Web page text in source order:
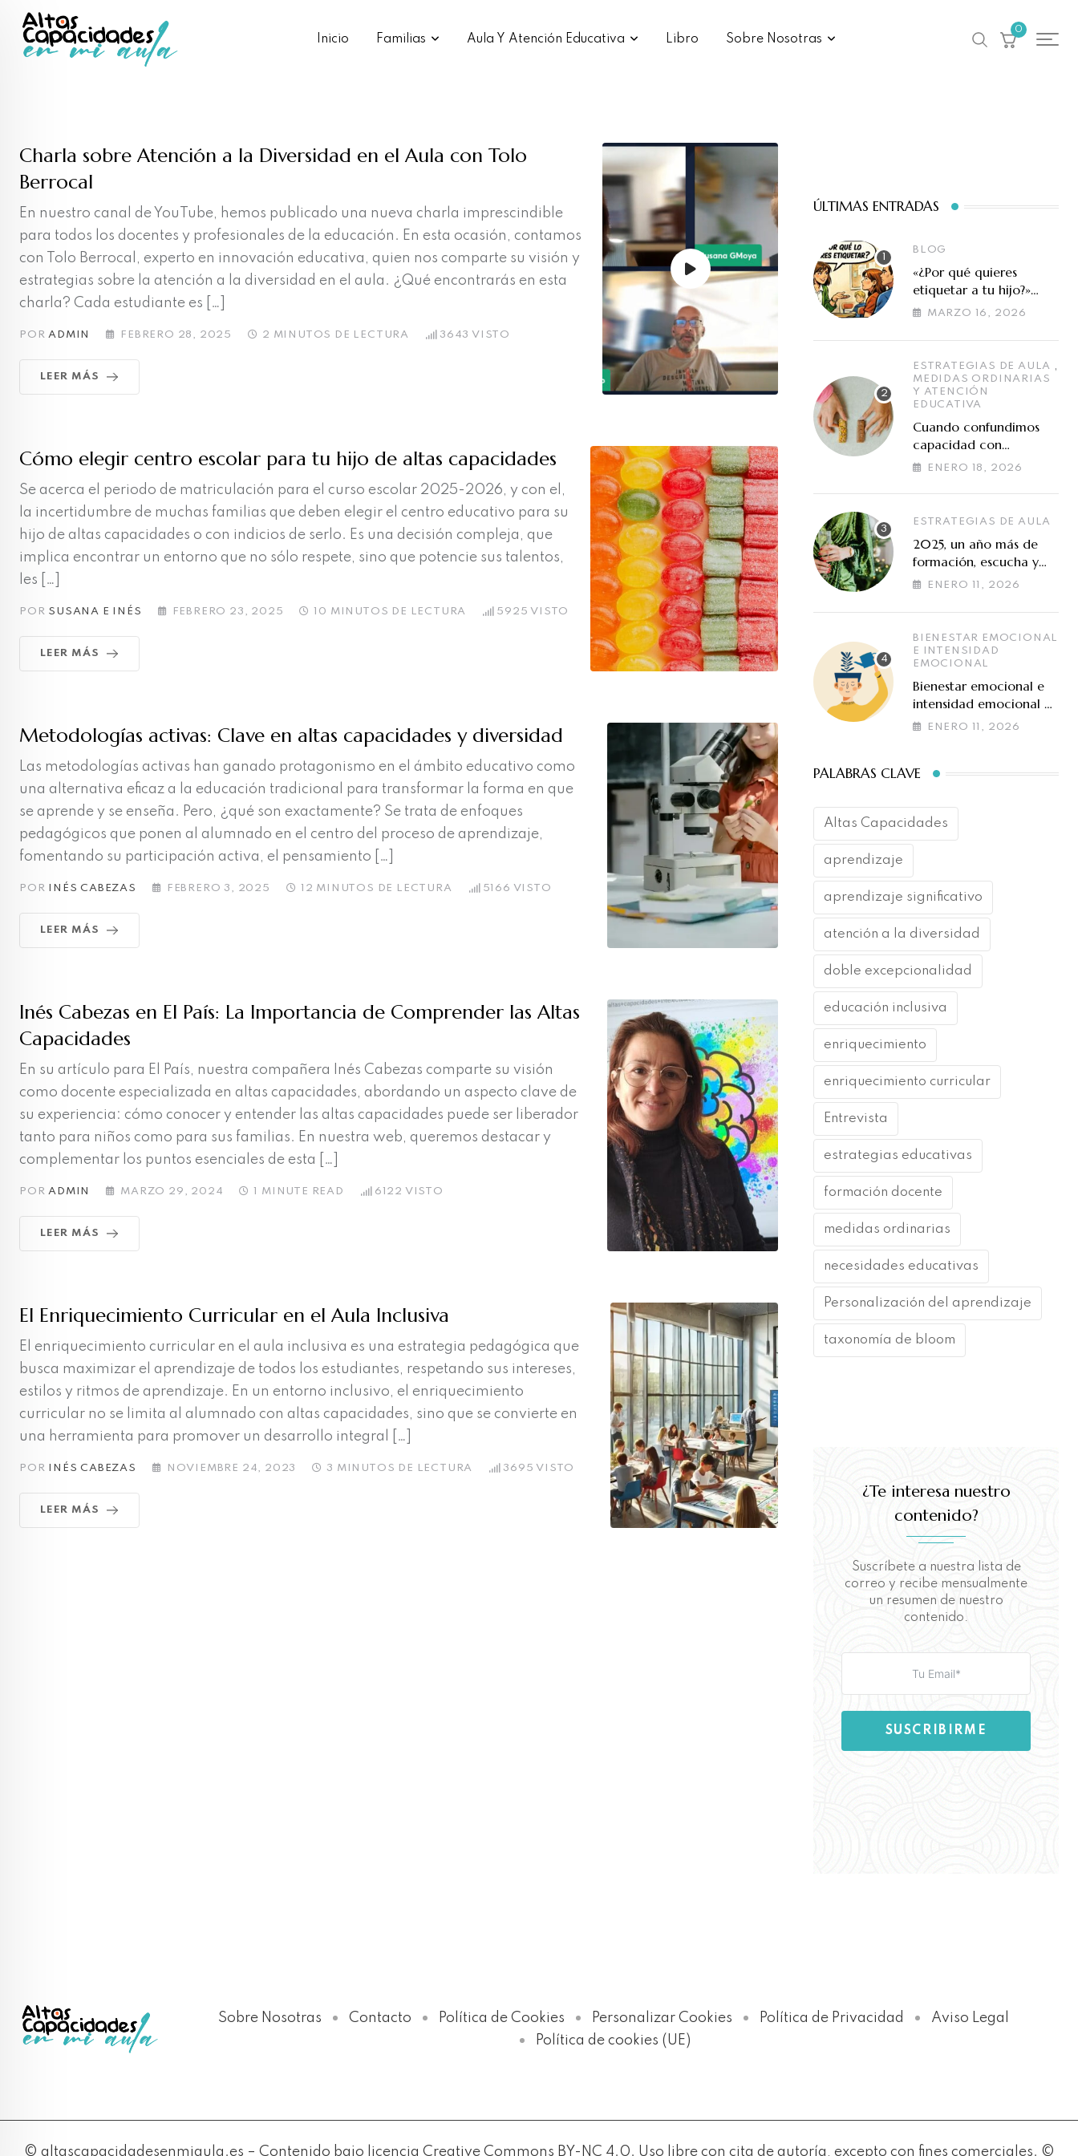
Skip
content
Inicio Familias Aula Y Atención Educativa Libro Sobre Nosotras
0
Charla sobre Atención a la Diversidad en el Aula con Tolo
Berrocal
En nuestro canal de YouTube, hemos publicado una nueva charla imprescindible
para todos los docentes y profesionales de la educación. En esta ocasión, contamos
con Tolo Berrocal, experto en innovación educativa, quien nos comparte su visión y
estrategias sobre la atención a la diversidad en el aula. ¿Qué encontrarás en esta
charla? Cada estudiante es […]
PORADMIN FEBRERO 28, 2025 2 MINUTOS DE LECTURA 3643 VISTO
LEER MÁS
Cómo elegir centro escolar para tu hijo de altas capacidades
Se acerca el periodo de matriculación para el curso escolar 2025-2026, y con el,
la incertidumbre de muchas familias que deben elegir el centro educativo para su
hijo de altas capacidades o con indicios de serlo. Es una decisión compleja, que
implica encontrar un entorno que no sólo respete, sino que potencie sus talentos,
les […]
POR SUSANA E INÉS FEBRERO 23, 2025 10 MINUTOS DE LECTURA 5925 VISTO
LEER MÁS
Metodologías activas: Clave en altas capacidades y diversidad
Las metodologías activas han ganado protagonismo en el ámbito educativo como
una alternativa eficaz a la educación tradicional para transformar la forma en que
se aprende y se enseña. Pero, ¿qué son exactamente? Se trata de enfoques
pedagógicos que ponen al alumnado en el centro del proceso de aprendizaje,
fomentando su participación activa, el pensamiento […]
POR INÉS CABEZAS FEBRERO 3, 2025 12 MINUTOS DE LECTURA 5166 VISTO
LEER MÁS
Inés Cabezas en El País: La Importancia de Comprender las Altas
Capacidades
En su artículo para El País, nuestra compañera Inés Cabezas comparte su visión
como docente especializada en altas capacidades, abordando un aspecto clave de
su experiencia: cómo conocer y entender las altas capacidades puede ser liberador
tanto para niños como para sus familias. En nuestra web, queremos destacar y
complementar los puntos esenciales de esta […]
PORADMIN MARZO 29, 2024 1 MINUTE READ 6122 VISTO
LEER MÁS
El Enriquecimiento Curricular en el Aula Inclusiva
El enriquecimiento curricular en el aula inclusiva es una estrategia pedagógica que
busca maximizar el aprendizaje de todos los estudiantes, respetando sus intereses,
estilos y ritmos de aprendizaje. En un entorno inclusivo, el enriquecimiento
curricular no se limita al alumnado con altas capacidades, sino que se convierte en
una herramienta para promover un desarrollo integral […]
POR INÉS CABEZAS NOVIEMBRE 24, 2023 3 MINUTOS DE LECTURA 3695 VISTO
LEER MÁS
ÚLTIMAS ENTRADAS
BLOG
«¿Por qué quieres
etiquetar a tu hijo?»
Cuando la evaluación
malinterpreta
MARZO 16, 2026
ESTRATEGIAS DE AULA ,
MEDIDAS ORDINARIAS
Y ATENCIÓN
EDUCATIVA
Cuando confundimos
capacidad con
preferencias de
ENERO 18, 2026
ESTRATEGIAS DE AULA
2025, un año más de
formación, escucha y
cooperación en torno a
ENERO 11, 2026
BIENESTAR EMOCIONAL
E INTENSIDAD
EMOCIONAL
Bienestar emocional e
intensidad emocional en
las altas capacidades
ENERO 11, 2026
PALABRAS CLAVE
Altas Capacidades
aprendizaje
aprendizaje significativo
atención a la diversidad
doble excepcionalidad
educación inclusiva
enriquecimiento
enriquecimiento curricular
Entrevista
estrategias educativas
formación docente
medidas ordinarias
necesidades educativas
Personalización del aprendizaje
taxonomía de bloom
¿Te interesa nuestro
contenido?
Suscríbete a nuestra lista de
correo y recibe mensualmente
un resumen de nuestro
contenido.
SUSCRIBIRME
Sobre Nosotras Contacto Política de Cookies Personalizar Cookies Política de Privacidad
Aviso Legal
Política de cookies (UE)
© altascapacidadesenmiaula.es – Contenido bajo licencia Creative Commons BY-NC 4.0. Uso libre con cita de autoría, excepto con fines comerciales. ©